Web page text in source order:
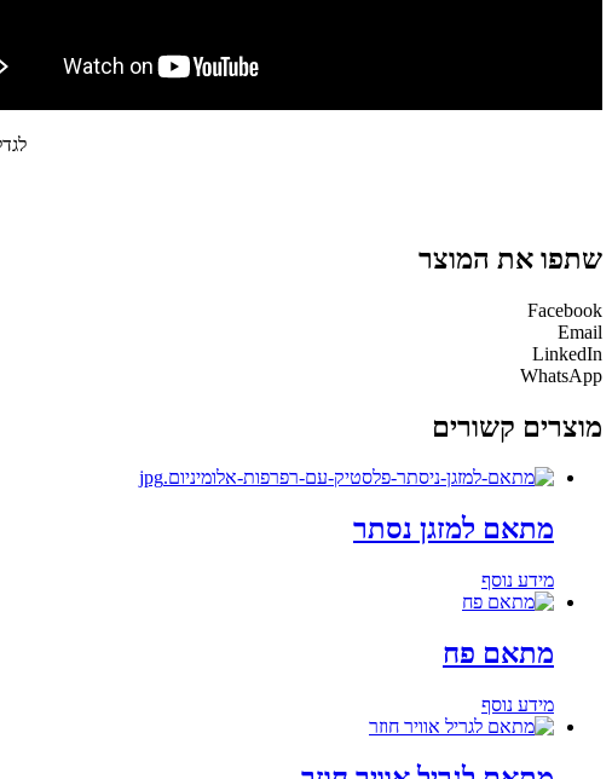
שתפו את המוצר
Facebook
Email
LinkedIn
WhatsApp
מוצרים קשורים
מתאם למזגן נסתר
מידע נוסף
מתאם פח
מידע נוסף